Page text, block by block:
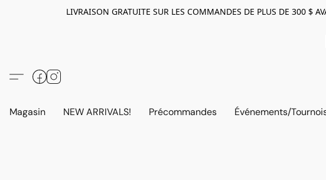
LIVRAISON GRATUITE SUR LES COMMANDES DE PLUS DE
Magasin NEW ARRIVALS! Précommandes Événements/